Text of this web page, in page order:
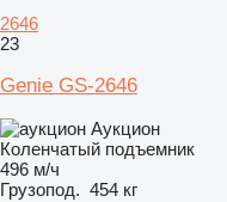
2646
23
Genie GS-2646
Аукцион
Коленчатый подъемник
496 м/ч
Грузопод. 454 кг